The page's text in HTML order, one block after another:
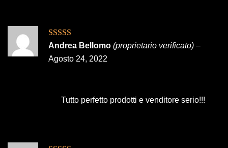
Valutato 5su
5
Andrea Bellomo (proprietario verificato) –
Agosto 24, 2022
Tutto perfetto prodotti e venditore serio!!!